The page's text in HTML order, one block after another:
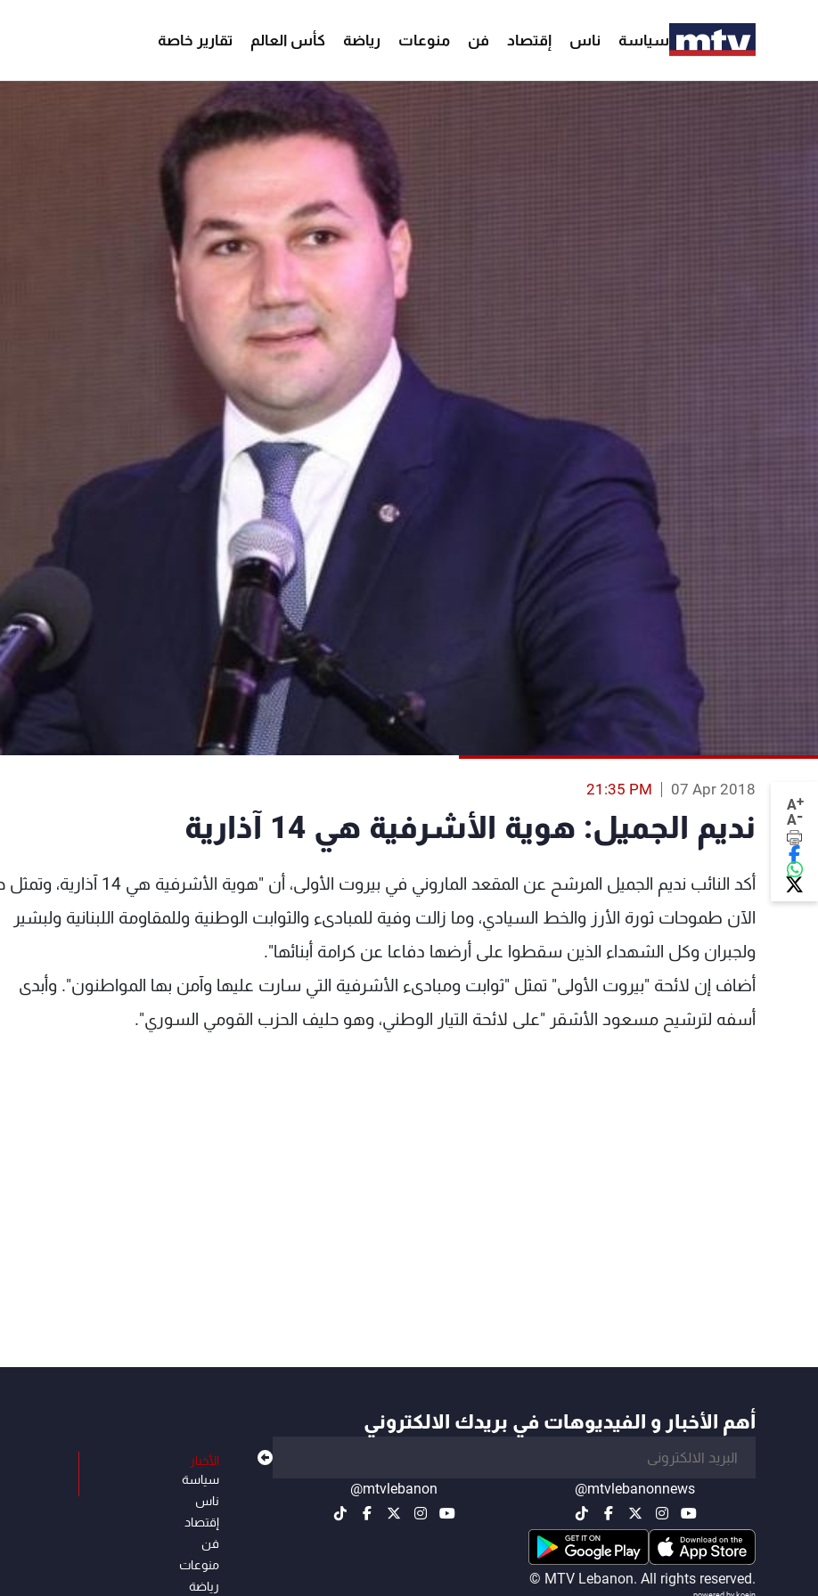
سياسة ناس إقتصاد فن منوعات رياضة كأس العالم تقارير خاصة
A+
A-
07 Apr 2018
21:35 PM
نديم الجميل: هوية الأشرفية هي 14 آذارية
أكد النائب نديم الجميل المرشح عن المقعد الماروني في بيروت الأولى، أن "هوية الأشرفية
الآن طموحات ثورة الأرز والخط السيادي، وما زالت وفية للمبادىء والثوابت الوطنية وللمقاومة اللبنانية ولبشير
ولجبران وكل الشهداء الذين سقطوا على أرضها دفاعا عن كرامة أبنائها".
أضاف إن لائحة "بيروت الأولى" تمثل "ثوابت ومبادىء الأشرفية التي سارت عليها وآمن بها المواطنون". وأبدى
أسفه لترشيح مسعود الأشقر "على لائحة التيار الوطني، وهو حليف الحزب القومي السوري".
أهم الأخبار و الفيديوهات في بريدك الالكتروني
@mtvlebanonnews
@mtvlebanon
© MTV Lebanon. All rights reserved.
الأخبار
سياسة
ناس
إقتصاد
فن
منوعات
رياضة